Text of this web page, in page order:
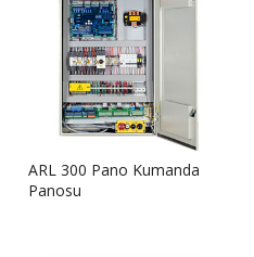
ARL 300 Pano Kumanda
Panosu